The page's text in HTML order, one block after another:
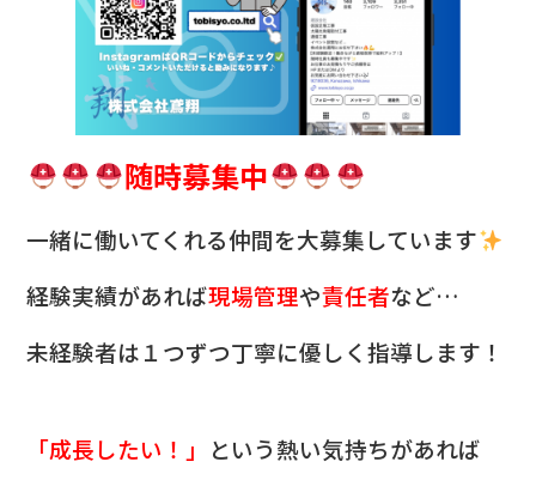
随時募集中
一緒に働いてくれる仲間を大募集しています
経験実績があれば現場管理や責任者など…
未経験者は１つずつ丁寧に優しく指導します！
「成長したい！」 という熱い気持ちがあれば